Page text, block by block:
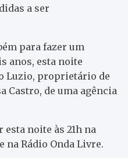
a ser
para fazer um
anos, esta noite
Luzio, proprietário de
Castro, de uma agência
noite às 21h na
na Rádio Onda Livre.